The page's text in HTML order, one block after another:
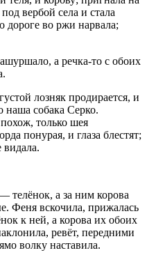
вербой села и стала
дороге во ржи нарвала;
а речка-то с обоих
лозняк продирается, и
наша собака Серко.
только шея
понурая, и глаза блестят;
видала.
а за ним корова
Феня вскочила, прижалась
к ней, а корова их обоих
ревёт, передними
волку наставила.